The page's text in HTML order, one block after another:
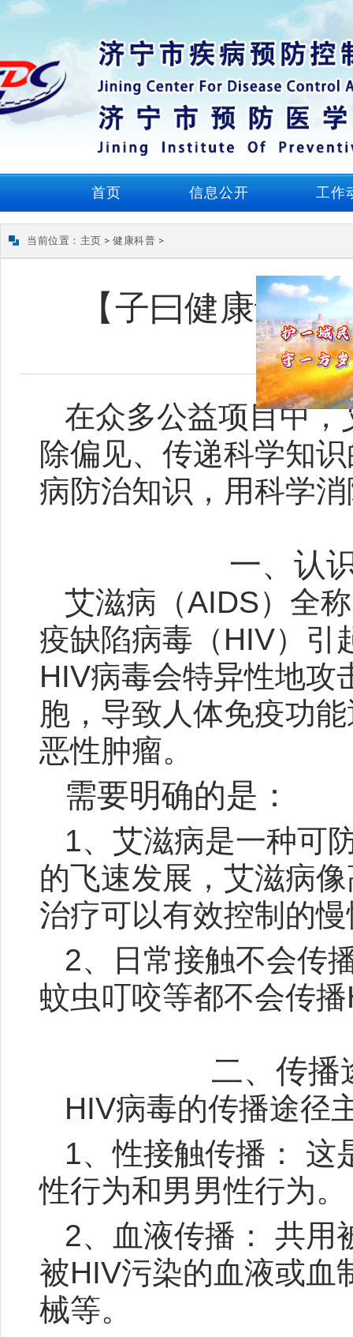
首页 信息公开 工作
当前位置： 主页 > 健康科普 >
【子曰健康说】
在众多公益项目中
除偏见、传递科学知
病防治知识，用科学
一、认
艾滋病（AIDS）全
疫缺陷病毒（HIV）引
HIV病毒会特异性地攻
胞，导致人体免疫功
恶性肿瘤。
需要明确的是：
1、艾滋病是一种可
的飞速发展，艾滋病
治疗可以有效控制的
2、日常接触不会传
蚊虫叮咬等都不会传
二、传播
HIV病毒的传播途径
1、性接触传播： 这
性行为和男男性行为。
2、血液传播： 共用
被HIV污染的血液或血
械等。